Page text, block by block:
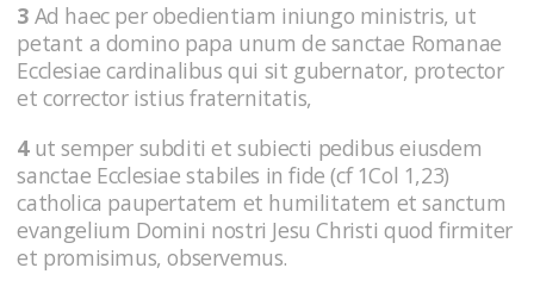
3 Ad haec per obedientiam iniungo ministris, ut
petant a domino papa unum de sanctae Romanae
Ecclesiae cardinalibus qui sit gubernator, protector
et corrector istius fraternitatis,
4ut semper subditi et subiecti pedibus eiusdem
sanctae Ecclesiae stabiles in fide (cf 1Col 1,23)
catholica paupertatem et humilitatem et sanctum
evangelium Domini nostri Jesu Christi quod firmiter
et promisimus, observemus.